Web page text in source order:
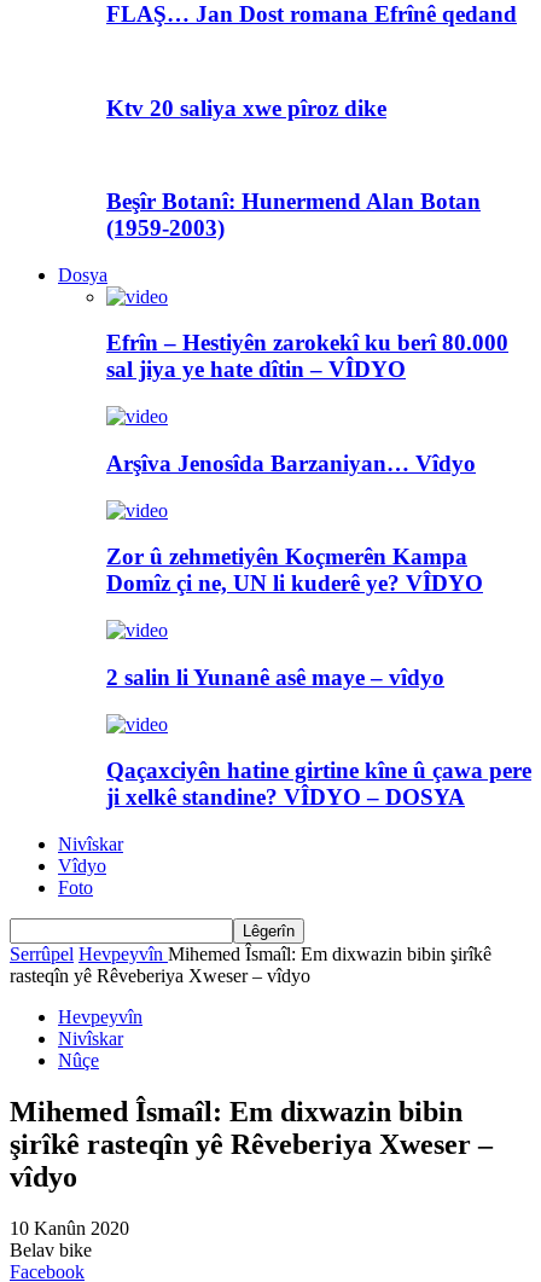
FLAŞ… Jan Dost romana Efrînê qedand
Ktv 20 saliya xwe pîroz dike
Beşîr Botanî: Hunermend Alan Botan
(1959-2003)
Dosya
Efrîn – Hestiyên zarokekî ku berî 80.000
sal jiya ye hate dîtin – VÎDYO
Arşîva Jenosîda Barzaniyan… Vîdyo
Zor û zehmetiyên Koçmerên Kampa
Domîz çi ne, UN li kuderê ye? VÎDYO
2 salin li Yunanê asê maye – vîdyo
Qaçaxciyên hatine girtine kîne û çawa pere
ji xelkê standine? VÎDYO – DOSYA
Nivîskar
Vîdyo
Foto
Serrûpel Hevpeyvîn Mihemed Îsmaîl: Em dixwazin bibin şirîkê
rasteqîn yê Rêveberiya Xweser – vîdyo
Hevpeyvîn
Nivîskar
Nûçe
Mihemed Îsmaîl: Em dixwazin bibin
şirîkê rasteqîn yê Rêveberiya Xweser –
vîdyo
10 Kanûn 2020
Belav bike
Facebook